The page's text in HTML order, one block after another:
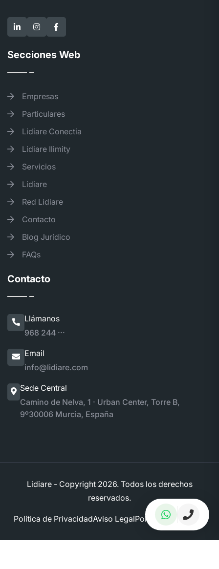
Secciones Web
Empresas
Particulares
Lidiare Conectia
Lidiare Ilimity
Servicios
Lidiare
Red Lidiare
Contacto
Blog Jurídico
FAQs
Contacto
Llámanos
968 244 ···
Email
info@lidiare.com
Sede Central
Camino de Nelva, 1 · Urban Center, Torre B,
9º30006 Murcia, España
Lidiare - Copyright 2026. Todos los derechos
reservados.
Política de PrivacidadAviso LegalPolítica de Cookies